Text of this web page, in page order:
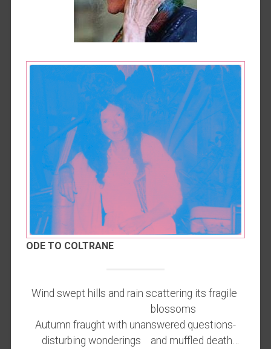
ODE TO COLTRANE
Wind swept hills and rain scattering its fragile
blossoms
Autumn fraught with unanswered questions-
disturbing wonderings and muffled death…